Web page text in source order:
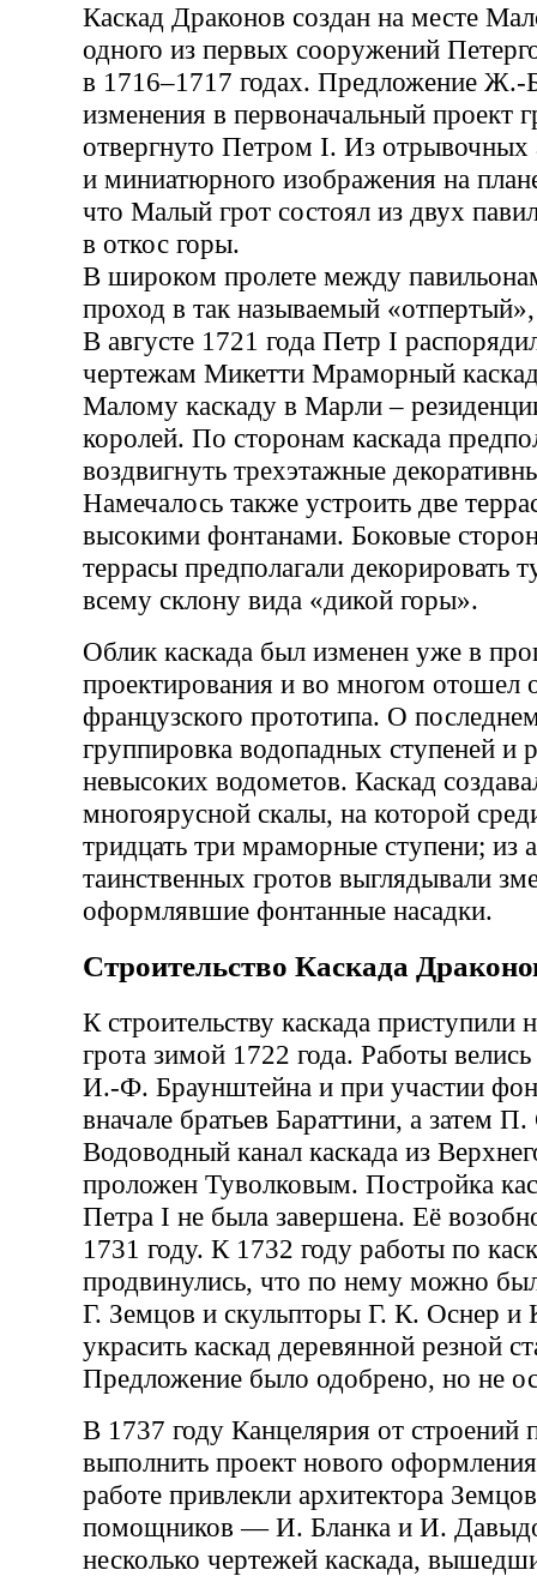
Каскад Драконов создан на месте
одного из первых сооружений
в 1716–1717 годах. Предложение Ж.-
изменения в первоначальный проект
отвергнуто Петром I. Из
и миниатюрного изображения на
что Малый грот состоял из двух
в откос горы.
В широком пролете между
проход в так называемый
В августе 1721 года Петр I
чертежам Микетти Мраморный
Малому каскаду в Марли –
королей. По сторонам каскада
воздвигнуть трехэтажные
Намечалось также устроить две
высокими фонтанами. Боковые
террасы предполагали декорировать
всему склону вида «дикой горы».
Облик каскада был изменен уже в
проектирования и во многом отошел
французского прототипа. О
группировка водопадных ступеней и
невысоких водометов. Каскад
многоярусной скалы, на которой
тридцать три мраморные ступени; из
таинственных гротов выглядывали
оформлявшие фонтанные насадки.
Строительство Каскада
К строительству каскада приступили
грота зимой 1722 года. Работы
И.-Ф. Браунштейна и при участии
вначале братьев Бараттини, а затем
Водоводный канал каскада из
проложен Туволковым. Постройка
Петра I не была завершена. Её
1731 году. К 1732 году работы по
продвинулись, что по нему можно
Г. Земцов и скульпторы Г. К. Оснер и
украсить каскад деревянной резной
Предложение было одобрено, но не
В 1737 году Канцелярия от строений
выполнить проект нового
работе привлекли архитектора
помощников — И. Бланка и И.
несколько чертежей каскада,